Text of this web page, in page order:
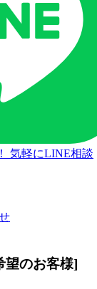
気軽にLINE相談
望のお客様]